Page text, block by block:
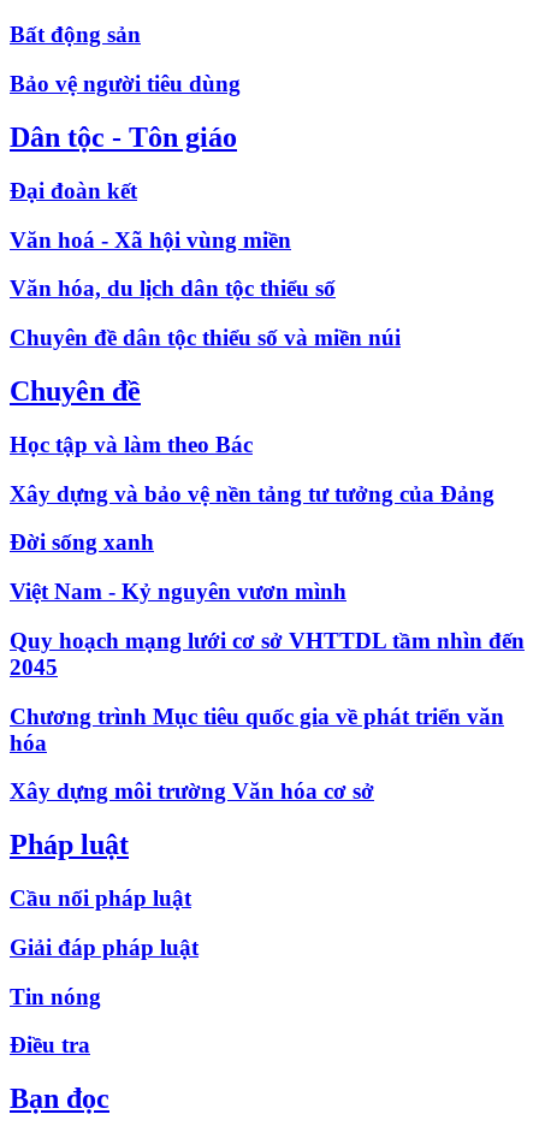
Bất động sản
Bảo vệ người tiêu dùng
Dân tộc - Tôn giáo
Đại đoàn kết
Văn hoá - Xã hội vùng miền
Văn hóa, du lịch dân tộc thiểu số
Chuyên đề dân tộc thiểu số và miền núi
Chuyên đề
Học tập và làm theo Bác
Xây dựng và bảo vệ nền tảng tư tưởng của Đảng
Đời sống xanh
Việt Nam - Kỷ nguyên vươn mình
Quy hoạch mạng lưới cơ sở VHTTDL tầm nhìn đến
2045
Chương trình Mục tiêu quốc gia về phát triển văn
hóa
Xây dựng môi trường Văn hóa cơ sở
Pháp luật
Cầu nối pháp luật
Giải đáp pháp luật
Tin nóng
Điều tra
Bạn đọc